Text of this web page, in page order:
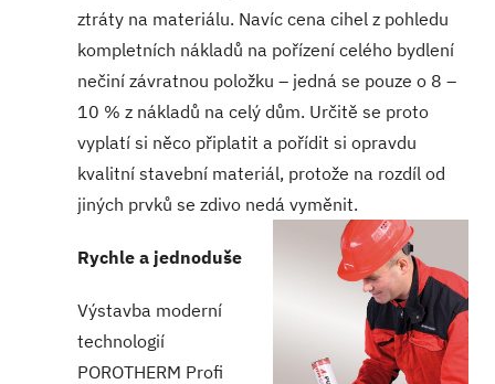
ztráty na materiálu. Navíc cena cihel z pohledu
kompletních nákladů na pořízení celého bydlení
nečiní závratnou položku – jedná se pouze o 8 –
10 % z nákladů na celý dům. Určitě se proto
vyplatí si něco připlatit a pořídit si opravdu
kvalitní stavební materiál, protože na rozdíl od
jiných prvků se zdivo nedá vyměnit.
Rychle a jednoduše
Výstavba moderní
technologií
POROTHERM Profi